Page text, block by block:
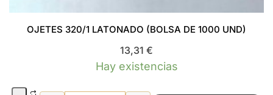
OJETES 320/1 LATONADO (BOLSA DE 1000 UND)
13,31 €
Hay existencias